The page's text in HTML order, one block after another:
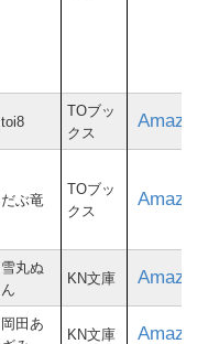
toi8
TOブッ
クス
Amazon
だぶ竜
TOブッ
クス
Amazon
雪丸ぬ
ん
KN文庫 Amazon
岡田あ
KN文庫 Amazon